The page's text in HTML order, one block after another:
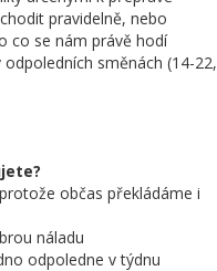
pravidelně, nebo
co se nám právě hodí
směnách (14-22,
občas překládáme i
náladu
odpoledne v týdnu